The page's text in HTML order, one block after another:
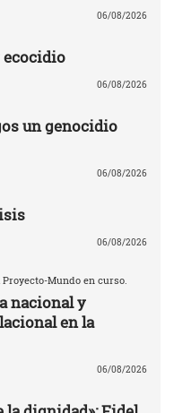
06/08/2026
ecocidio
06/08/2026
un genocidio
06/08/2026
06/08/2026
Mundo en curso.
nacional y
en la
06/08/2026